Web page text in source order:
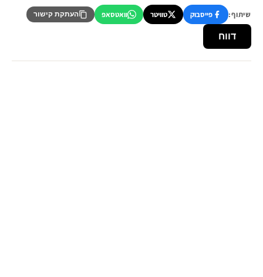
שיתוף: פייסבוק טוויטר וואטסאפ העתקת קישור
דווח